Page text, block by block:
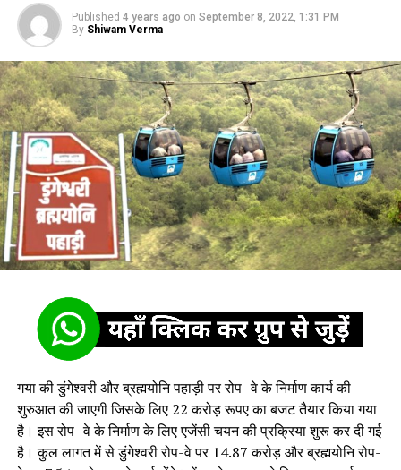
Published 4 years ago on September 8, 2022, 1:31 PM
By Shiwam Verma
गया की डुंगेश्वरी और ब्रह्मयोनि पहाड़ी पर रोप–वे के निर्माण कार्य की
शुरुआत की जाएगी जिसके लिए 22 करोड़ रूपए का बजट तैयार किया गया
है। इस रोप–वे के निर्माण के लिए एजेंसी चयन की प्रक्रिया शुरू कर दी गई
है। कुल लागत में से डुंगेश्वरी रोप-वे पर 14.87 करोड़ और ब्रह्मयोनि रोप-